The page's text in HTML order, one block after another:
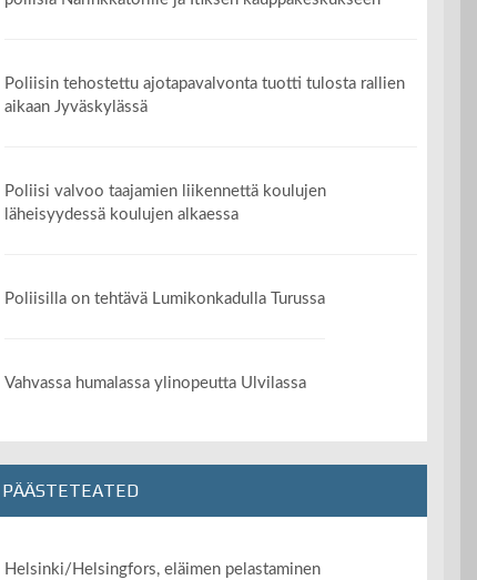
Poliisin tehostettu ajotapavalvonta tuotti tulosta rallien
aikaan Jyväskylässä
Poliisi valvoo taajamien liikennettä koulujen
läheisyydessä koulujen alkaessa
Poliisilla on tehtävä Lumikonkadulla Turussa
Vahvassa humalassa ylinopeutta Ulvilassa
PÄÄSTETEATED
Helsinki/Helsingfors, eläimen pelastaminen